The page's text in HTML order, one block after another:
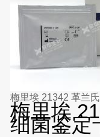
梅里埃 21342 革兰
梅里埃
细菌鉴定